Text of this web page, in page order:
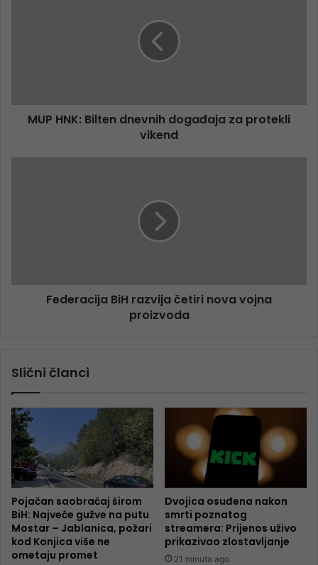
MUP HNK: Bilten dnevnih događaja za protekli
vikend
Federacija BiH razvija četiri nova vojna
proizvoda
Slični članci
Pojačan saobraćaj širom
BiH: Najveće gužve na putu
Mostar – Jablanica, požari
kod Konjica više ne
ometaju promet
Dvojica osuđena nakon
smrti poznatog
streamera: Prijenos uživo
prikazivao zlostavljanje
21 minuta ago